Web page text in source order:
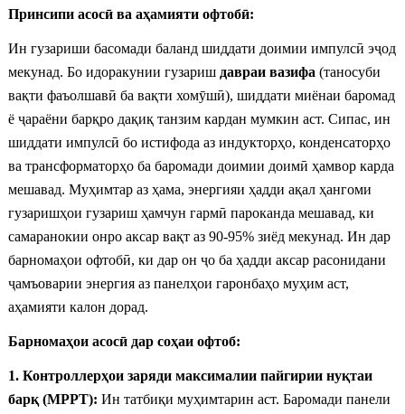
Принсипи асосӣ ва аҳамияти офтобӣ:
Ин гузариши басомади баланд шиддати доимии импулсӣ эҷод
мекунад. Бо идоракунии гузариш давраи вазифа (таносуби
вақти фаъолшавӣ ба вақти хомӯшӣ), шиддати миёнаи баромад
ё ҷараёни барқро дақиқ танзим кардан мумкин аст. Сипас, ин
шиддати импулсӣ бо истифода аз индукторҳо, конденсаторҳо
ва трансформаторҳо ба баромади доимии доимӣ ҳамвор карда
мешавад. Муҳимтар аз ҳама, энергияи ҳадди ақал ҳангоми
гузаришҳои гузариш ҳамчун гармӣ пароканда мешавад, ки
самаранокии онро аксар вақт аз 90-95% зиёд мекунад. Ин дар
барномаҳои офтобӣ, ки дар он ҷо ба ҳадди аксар расонидани
ҷамъоварии энергия аз панелҳои гаронбаҳо муҳим аст,
аҳамияти калон дорад.
Барномаҳои асосӣ дар соҳаи офтоб:
1. Контроллерҳои заряди максималии пайгирии нуқтаи
барқ ​​(MPPT): Ин татбиқи муҳимтарин аст. Баромади панели